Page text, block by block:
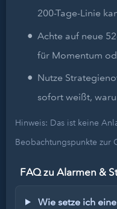
200-Tage-Linie
Achte auf neue
für Momentum
Nutze
sofort weißt,
Hinweis: Das ist keine
Beobachtungspunkte zur
FAQ zu Alarmen &
Wie setze ich